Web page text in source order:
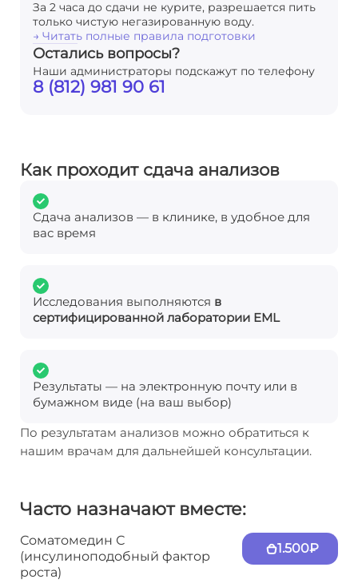
За 2 часа до сдачи не курите, разрешается пить
только чистую негазированную воду.
→ Читать полные правила подготовки
Остались вопросы?
Наши администраторы подскажут по телефону
8 (812) 981 90 61
Как проходит сдача анализов
Сдача анализов — в клинике, в удобное для
вас время
Исследования выполняются в
сертифицированной лаборатории EML
Результаты — на электронную почту или в
бумажном виде (на ваш выбор)
По результатам анализов можно обратиться к
нашим врачам для дальнейшей консультации.
Часто назначают вместе:
Соматомедин С
(инсулиноподобный фактор
роста)
1.500₽